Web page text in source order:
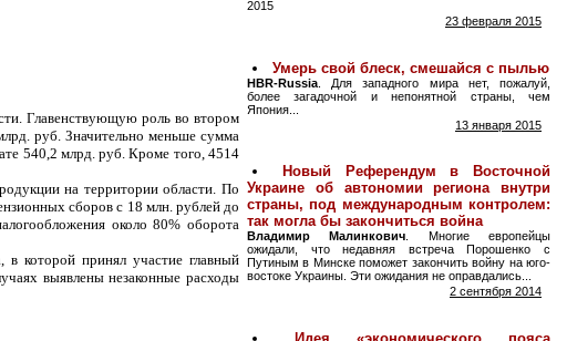
Главенствующую роль во втором
руб. Значительно меньше сумма
540,2 млрд. руб. Кроме того, 4514
на территории области. По
сборов с 18 млн. рублей до
около 80% оборота
которой принял участие главный
выявлены незаконные расходы